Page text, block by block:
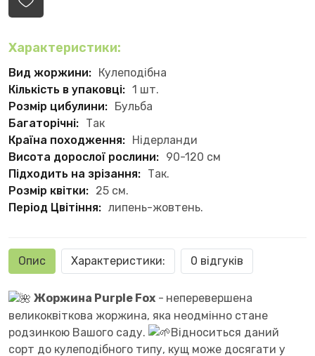
Характеристики:
Вид жоржини: Кулеподібна
Кількість в упаковці: 1 шт.
Розмір цибулини: Бульба
Багаторічні: Так
Країна походження: Нідерланди
Висота дорослої рослини: 90-120 см
Підходить на зрізання: Так.
Розмір квітки: 25 см.
Період Цвітіння: липень-жовтень.
Опис Характеристики: 0 відгуків
Жоржина Purple Fox - неперевершена
великоквіткова жоржина, яка неодмінно стане
родзинкою Вашого саду.
Відноситься даний
сорт до кулеподібного типу, кущ може досягати у